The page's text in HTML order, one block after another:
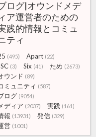
ログ|オウンドメデ
ィア運営者のための
践的情報とコミュ
ティ
(495) Apart (22)
(3) Six (41) ため (2673)
ウンド (89)
ミュニティ (587)
ログ (9054)
ディア (2037) 実践 (161)
報 (13931) 発信 (329)
営 (1001)